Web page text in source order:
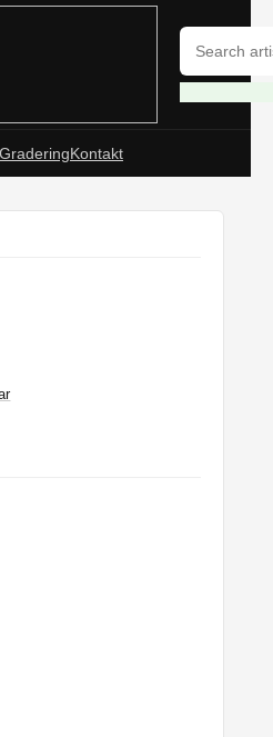
GraderingKontakt